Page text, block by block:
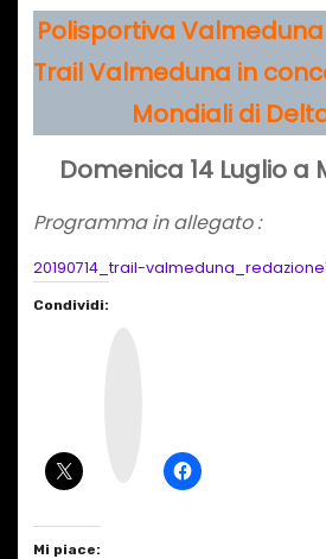
Polisportiva
Trail Valmeduna in
Mondiali di
Domenica 14 Luglio a
Programma in allegato :
20190714_trail-
Condividi:
Mi piace: